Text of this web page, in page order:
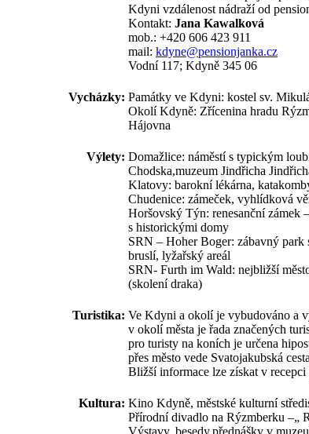
Kdyni vzdálenost nádraží od
Kontakt: Jana Kawalková
mob.: +420 606 423 911
mail: kdyne@pensionjanka.cz
Vodní 117; Kdyně 345 06
Vycházky: Památky ve Kdyni: kostel sv.
Okolí Kdyně: Zřícenina hradu
Hájovna
Výlety: Domažlice: náměstí s typickým
Chodska,muzeum Jindřicha
Klatovy: barokní lékárna,
Chudenice: zámeček, vyhlídková
Horšovský Týn: renesanční zámek
s historickými domy
SRN – Hoher Boger: zábavný
bruslí, lyžařský areál
SRN- Furth im Wald: nejbližší
(skolení draka)
Turistika: Ve Kdyni a okolí je vybudováno a
v okolí města je řada značených
pro turisty na koních je určena
přes město vede Svatojakubská
Bližší informace lze získat v
Kultura: Kino Kdyně, městské kulturní
Přírodní divadlo na Rýzmberku –„
Výstavy, besedy,přednášky v muzeu